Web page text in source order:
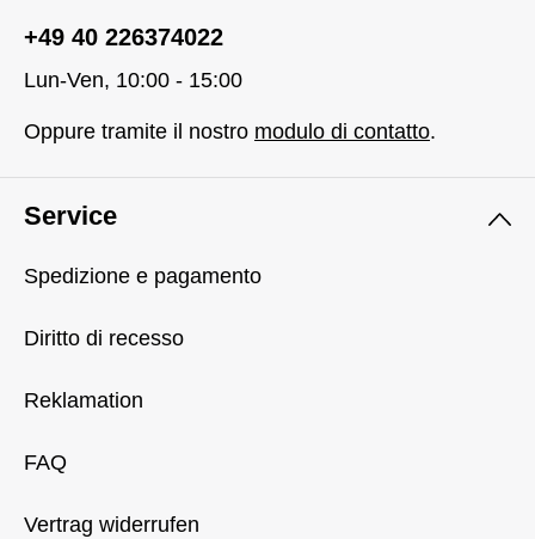
+49 40 226374022
Lun-Ven, 10:00 - 15:00
Oppure tramite il nostro modulo di contatto.
Service
Spedizione e pagamento
Diritto di recesso
Reklamation
FAQ
Vertrag widerrufen